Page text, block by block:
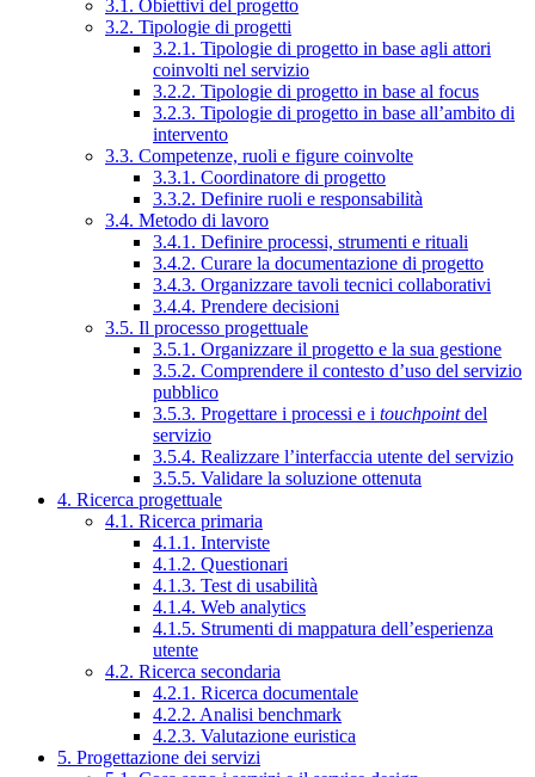
3.1. Obiettivi del progetto
3.2. Tipologie di progetti
3.2.1. Tipologie di progetto in base agli attori
coinvolti nel servizio
3.2.2. Tipologie di progetto in base al focus
3.2.3. Tipologie di progetto in base all’ambito di
intervento
3.3. Competenze, ruoli e figure coinvolte
3.3.1. Coordinatore di progetto
3.3.2. Definire ruoli e responsabilità
3.4. Metodo di lavoro
3.4.1. Definire processi, strumenti e rituali
3.4.2. Curare la documentazione di progetto
3.4.3. Organizzare tavoli tecnici collaborativi
3.4.4. Prendere decisioni
3.5. Il processo progettuale
3.5.1. Organizzare il progetto e la sua gestione
3.5.2. Comprendere il contesto d’uso del servizio
pubblico
3.5.3. Progettare i processi e i touchpointdel
servizio
3.5.4. Realizzare l’interfaccia utente del servizio
3.5.5. Validare la soluzione ottenuta
4. Ricerca progettuale
4.1. Ricerca primaria
4.1.1. Interviste
4.1.2. Questionari
4.1.3. Test di usabilità
4.1.4. Web analytics
4.1.5. Strumenti di mappatura dell’esperienza
utente
4.2. Ricerca secondaria
4.2.1. Ricerca documentale
4.2.2. Analisi benchmark
4.2.3. Valutazione euristica
5. Progettazione dei servizi